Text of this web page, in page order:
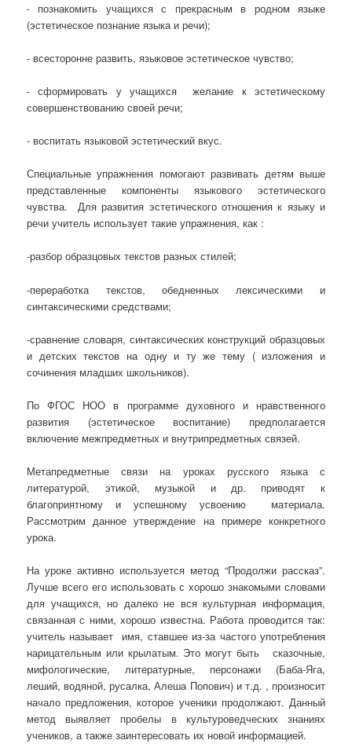
- познакомить учащихся с прекрасным в родном языке
(эстетическое познание языка и речи);
- всесторонне развить, языковое эстетическое чувство;
- сформировать у учащихся желание к эстетическому
совершенствованию своей речи;
- воспитать языковой эстетический вкус.
Специальные упражнения помогают развивать детям выше
представленные компоненты языкового эстетического
чувства. Для развития эстетического отношения к языку и
речи учитель использует такие упражнения, как :
-разбор образцовых текстов разных стилей;
-переработка текстов, обедненных лексическими и
синтаксическими средствами;
-сравнение словаря, синтаксических конструкций образцовых
и детских текстов на одну и ту же тему ( изложения и
сочинения младших школьников).
По ФГОС НОО в программе духовного и нравственного
развития (эстетическое воспитание) предполагается
включение межпредметных и внутрипредметных связей.
Метапредметные связи на уроках русского языка с
литературой, этикой, музыкой и др. приводят к
благоприятному и успешному усвоению материала.
Рассмотрим данное утверждение на примере конкретного
урока.
На уроке активно используется метод “Продолжи рассказ”.
Лучше всего его использовать с хорошо знакомыми словами
для учащихся, но далеко не вся культурная информация,
связанная с ними, хорошо известна. Работа проводится так:
учитель называет имя, ставшее из-за частого употребления
нарицательным или крылатым. Это могут быть сказочные,
мифологические, литературные, персонажи (Баба-Яга,
леший, водяной, русалка, Алеша Попович) и т.д. , произносит
начало предложения, которое ученики продолжают. Данный
метод выявляет пробелы в культуроведческих знаниях
учеников, а также заинтересовать их новой информацией.